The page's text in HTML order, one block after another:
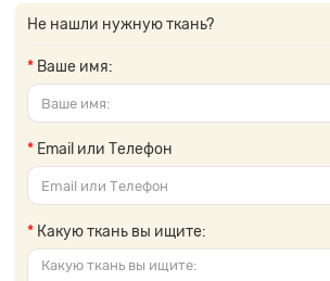
Не нашли нужную ткань?
Ваше имя:
Email или Телефон
Какую ткань вы ищите: